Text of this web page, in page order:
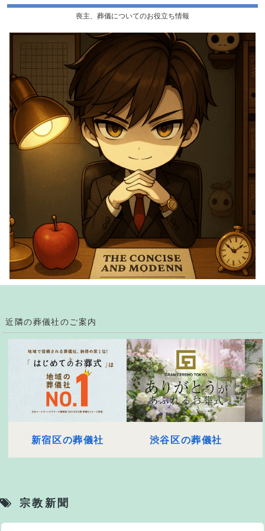
喪主、葬儀についてのお役立ち情報
近隣の葬儀社のご案内
新宿区の葬儀社 渋谷区の葬儀社
宗教新聞